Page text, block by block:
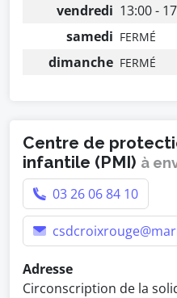
vendredi 13:00 -
samedi FERMÉ
dimanche FERMÉ
Centre de
infantile (PMI) à
03 26 06 84 10
Adresse
Circonscription de la